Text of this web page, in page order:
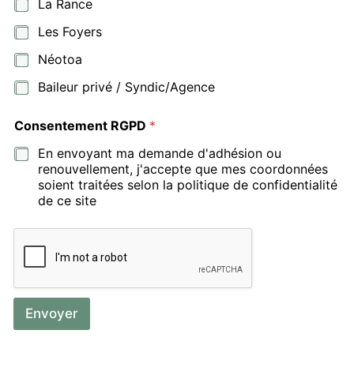
La Rance
Les Foyers
Néotoa
Baileur privé / Syndic/Agence
Consentement RGPD *
En envoyant ma demande d'adhésion ou
renouvellement, j'accepte que mes coordonnées
soient traitées selon la politique de confidentialité
de ce site
Envoyer